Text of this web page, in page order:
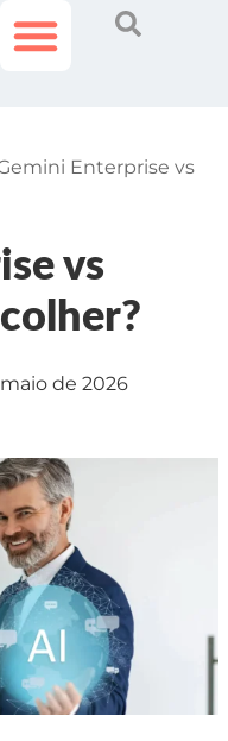
Enterprise vs
vs
de 2026